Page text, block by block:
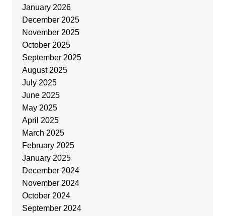
January 2026
December 2025
November 2025
October 2025
September 2025
August 2025
July 2025
June 2025
May 2025
April 2025
March 2025
February 2025
January 2025
December 2024
November 2024
October 2024
September 2024